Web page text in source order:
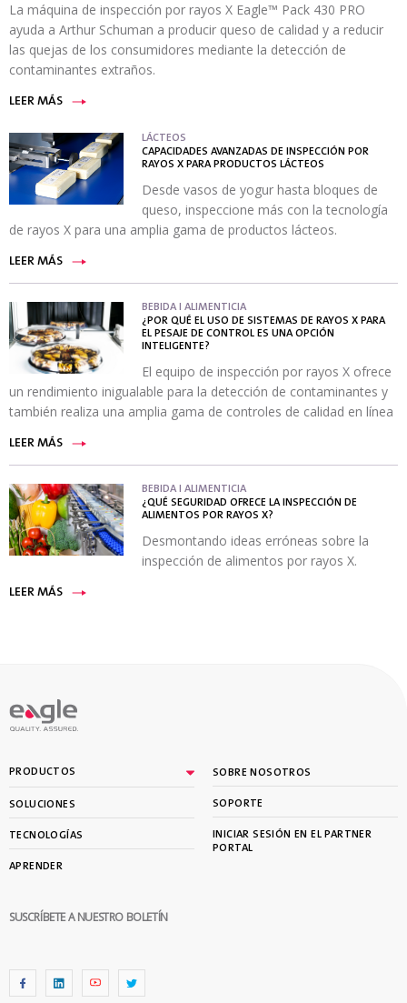
La máquina de inspección por rayos X Eagle™ Pack 430 PRO
ayuda a Arthur Schuman a producir queso de calidad y a reducir
las quejas de los consumidores mediante la detección de
contaminantes extraños.
LEER MÁS
LÁCTEOS
CAPACIDADES AVANZADAS DE INSPECCIÓN POR
RAYOS X PARA PRODUCTOS LÁCTEOS
Desde vasos de yogur hasta bloques de
queso, inspeccione más con la tecnología
de rayos X para una amplia gama de productos lácteos.
LEER MÁS
BEBIDA I ALIMENTICIA
¿POR QUÉ EL USO DE SISTEMAS DE RAYOS X PARA
EL PESAJE DE CONTROL ES UNA OPCIÓN
INTELIGENTE?
El equipo de inspección por rayos X ofrece
un rendimiento inigualable para la detección de contaminantes y
también realiza una amplia gama de controles de calidad en línea
LEER MÁS
BEBIDA I ALIMENTICIA
¿QUÉ SEGURIDAD OFRECE LA INSPECCIÓN DE
ALIMENTOS POR RAYOS X?
Desmontando ideas erróneas sobre la
inspección de alimentos por rayos X.
LEER MÁS
PRODUCTOS
SOLUCIONES
TECNOLOGÍAS
APRENDER
SOBRE NOSOTROS
SOPORTE
INICIAR SESIÓN EN EL PARTNER
PORTAL
SUSCRÍBETE A NUESTRO BOLETÍN